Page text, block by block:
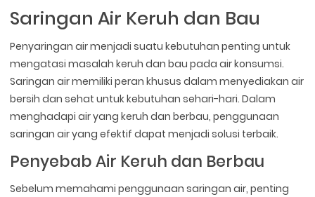
Saringan Air Keruh dan Bau
Penyaringan air menjadi suatu kebutuhan penting untuk
mengatasi masalah keruh dan bau pada air konsumsi.
Saringan air memiliki peran khusus dalam menyediakan air
bersih dan sehat untuk kebutuhan sehari-hari. Dalam
menghadapi air yang keruh dan berbau, penggunaan
saringan air yang efektif dapat menjadi solusi terbaik.
Penyebab Air Keruh dan Berbau
Sebelum memahami penggunaan saringan air, penting